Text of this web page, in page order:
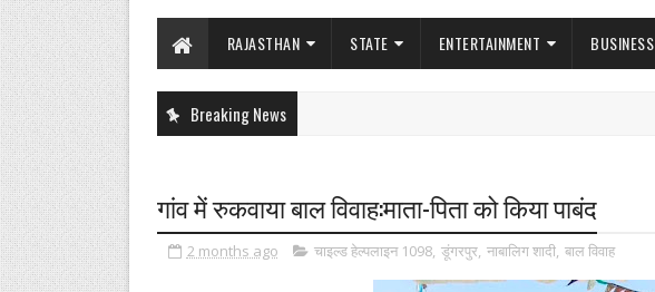
RAJASTHAN STATE ENTERTAINMENT BUSINESS
Breaking News
गांव में रुकवाया बाल विवाह:माता-पिता को किया पाबंद
2 months ago चाइल्ड हेल्पलाइन 1098, डूंगरपुर, नाबालिग शादी, बाल विवाह